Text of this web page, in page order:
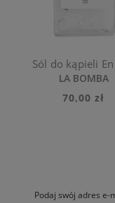
Sól do kąpieli
LA BOMBA
70,00 zł
Podaj swój adres